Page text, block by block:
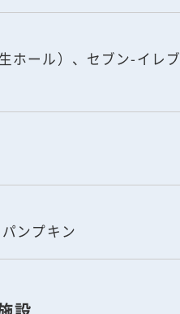
ホール）、セブン-イレブ
ンプキン